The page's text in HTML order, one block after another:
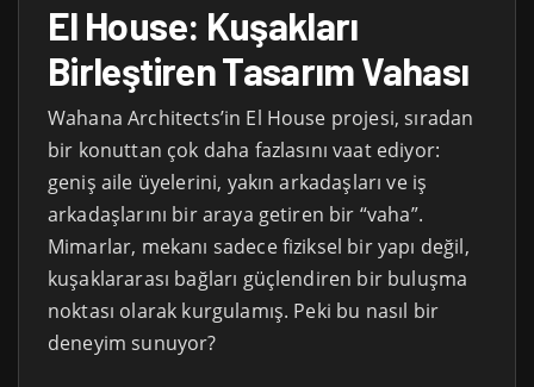
El House: Kuşakları
Birleştiren Tasarım Vahası
Wahana Architects’in El House projesi, sıradan
bir konuttan çok daha fazlasını vaat ediyor:
geniş aile üyelerini, yakın arkadaşları ve iş
arkadaşlarını bir araya getiren bir “vaha”.
Mimarlar, mekanı sadece fiziksel bir yapı değil,
kuşaklararası bağları güçlendiren bir buluşma
noktası olarak kurgulamış. Peki bu nasıl bir
deneyim sunuyor?